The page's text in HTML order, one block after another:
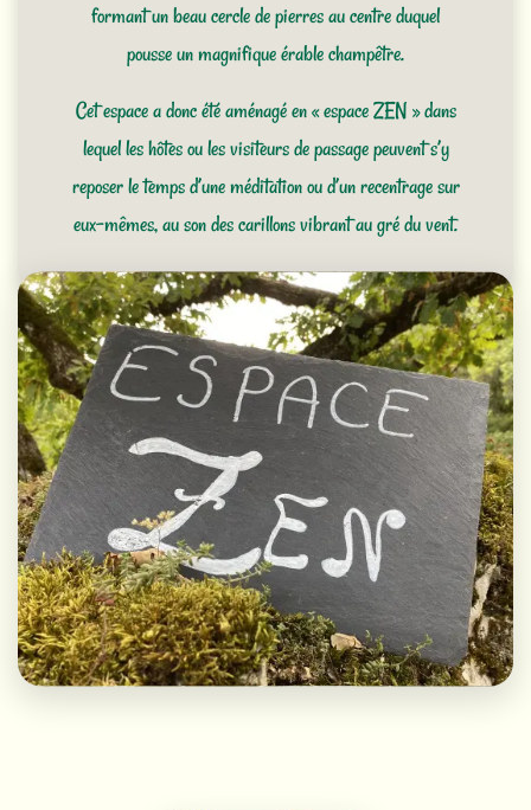
formant un beau cercle de pierres au centre duquel
pousse un magnifique érable champêtre.
Cet espace a donc été aménagé en « espace ZEN » dans
lequel les hôtes ou les visiteurs de passage peuvent s’y
reposer le temps d’une méditation ou d’un recentrage sur
eux-mêmes, au son des carillons vibrant au gré du vent.